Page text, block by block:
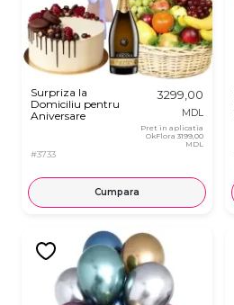
Surpriza la
Domiciliu pentru
Aniversare
#3733
3299,00
MDL
Pret in aplicatia
OkFlora 3199,00
MDL
Cumpara